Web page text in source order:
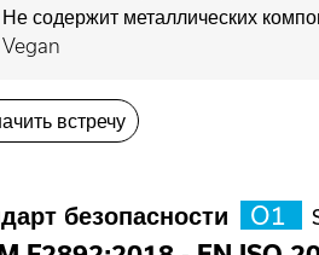
Не содержит металлических
Vegan
встречу
безопасности O1